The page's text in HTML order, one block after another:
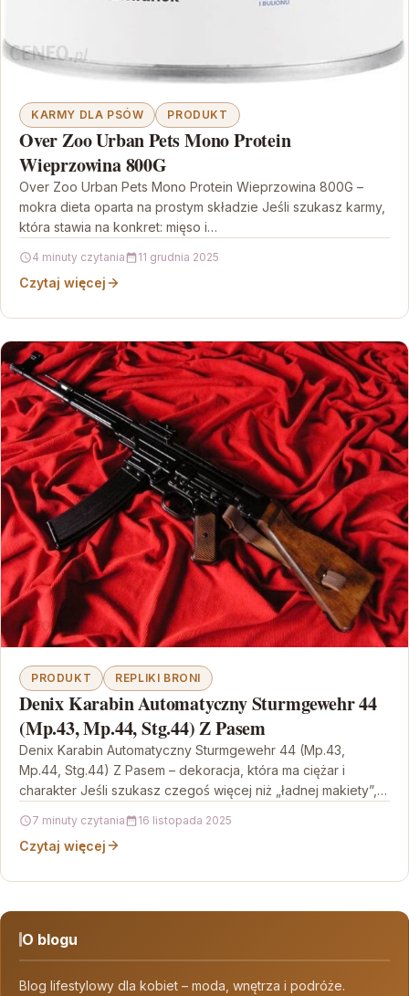
KARMY DLA PSÓW PRODUKT
Over Zoo Urban Pets Mono Protein
Wieprzowina 800G
Over Zoo Urban Pets Mono Protein Wieprzowina 800G –
mokra dieta oparta na prostym składzie Jeśli szukasz karmy,
która stawia na konkret: mięso i…
4 minuty czytania 11 grudnia 2025
Czytaj więcej
PRODUKT REPLIKI BRONI
Denix Karabin Automatyczny Sturmgewehr 44
(Mp.43, Mp.44, Stg.44) Z Pasem
Denix Karabin Automatyczny Sturmgewehr 44 (Mp.43,
Mp.44, Stg.44) Z Pasem – dekoracja, która ma ciężar i
charakter Jeśli szukasz czegoś więcej niż „ładnej makiety”,…
7 minuty czytania 16 listopada 2025
Czytaj więcej
O blogu
Blog lifestylowy dla kobiet – moda, wnętrza i podróże.